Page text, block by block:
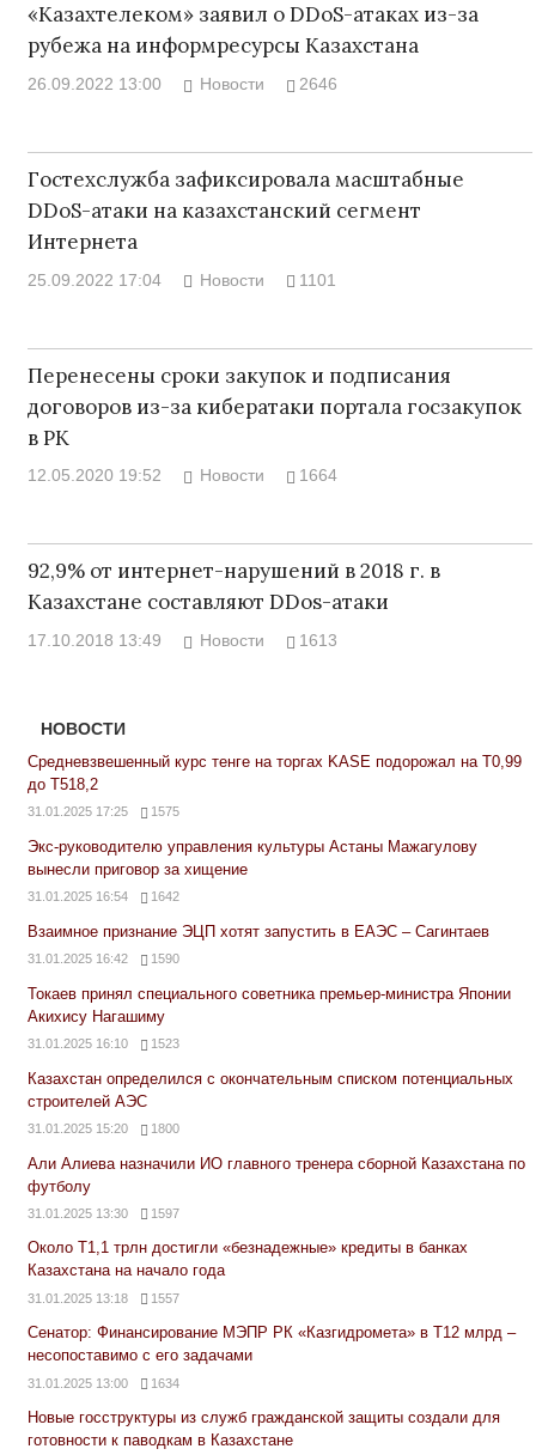
«Казахтелеком» заявил о DDoS-атаках из-за
рубежа на информресурсы Казахстана
26.09.2022 13:00 Новости 2646
Гостехслужба зафиксировала масштабные
DDoS-атаки на казахстанский сегмент
Интернета
25.09.2022 17:04 Новости 1101
Перенесены сроки закупок и подписания
договоров из-за кибератаки портала госзакупок
в РК
12.05.2020 19:52 Новости 1664
92,9% от интернет-нарушений в 2018 г. в
Казахстане составляют DDos-атаки
17.10.2018 13:49 Новости 1613
НОВОСТИ
Средневзвешенный курс тенге на торгах KASE подорожал на Т0,99
до Т518,2
31.01.2025 17:25 1575
Экс-руководителю управления культуры Астаны Мажагулову
вынесли приговор за хищение
31.01.2025 16:54 1642
Взаимное признание ЭЦП хотят запустить в ЕАЭС – Сагинтаев
31.01.2025 16:42 1590
Токаев принял специального советника премьер-министра Японии
Акихису Нагашиму
31.01.2025 16:10 1523
Казахстан определился с окончательным списком потенциальных
строителей АЭС
31.01.2025 15:20 1800
Али Алиева назначили ИО главного тренера сборной Казахстана по
футболу
31.01.2025 13:30 1597
Около Т1,1 трлн достигли «безнадежные» кредиты в банках
Казахстана на начало года
31.01.2025 13:18 1557
Сенатор: Финансирование МЭПР РК «Казгидромета» в Т12 млрд –
несопоставимо с его задачами
31.01.2025 13:00 1634
Новые госструктуры из служб гражданской защиты создали для
готовности к паводкам в Казахстане